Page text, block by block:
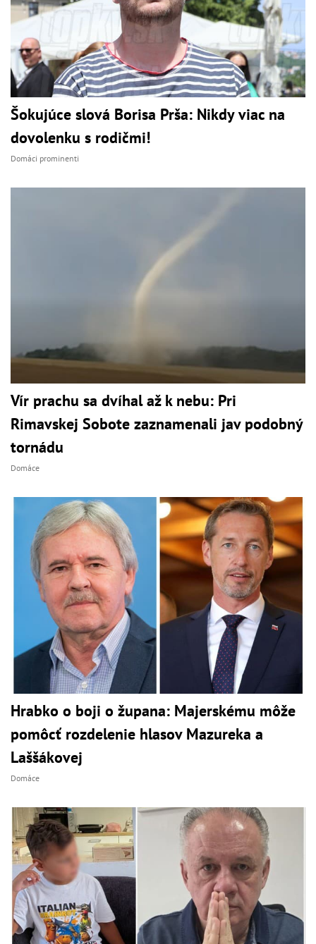
Šokujúce slová Borisa Prša: Nikdy viac na
dovolenku s rodičmi!
Domáci prominenti
Vír prachu sa dvíhal až k nebu: Pri
Rimavskej Sobote zaznamenali jav podobný
tornádu
Domáce
Hrabko o boji o župana: Majerskému môže
pomôcť rozdelenie hlasov Mazureka a
Laššákovej
Domáce